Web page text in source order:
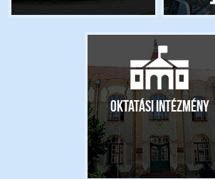
Oktatási intézmény